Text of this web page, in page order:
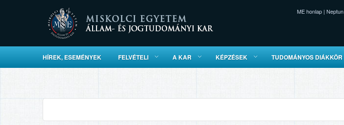
ME honlap | Neptun
HÍREK, ESEMÉNYEK FELVÉTELI A KAR KÉPZÉSEK TUDOMÁNYOS DIÁKKÖR